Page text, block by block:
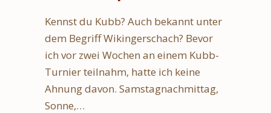
Kennst du Kubb? Auch bekannt unter
dem Begriff Wikingerschach? Bevor
ich vor zwei Wochen an einem Kubb-
Turnier teilnahm, hatte ich keine
Ahnung davon. Samstagnachmittag,
Sonne,…